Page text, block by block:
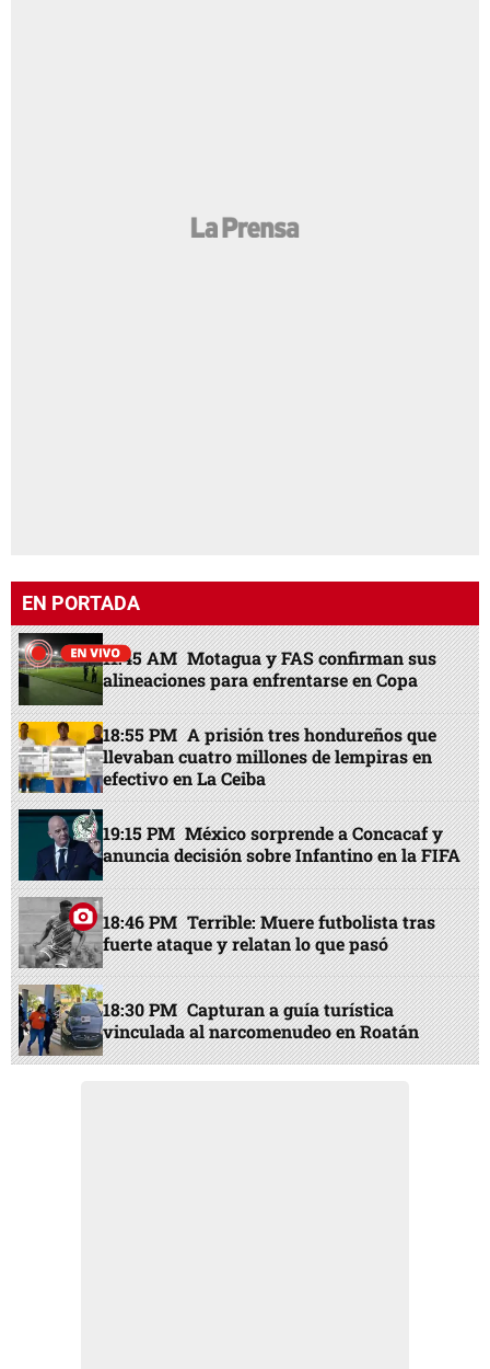
EN PORTADA
11:45 AM Motagua y FAS confirman sus
alineaciones para enfrentarse en Copa
18:55 PM A prisión tres hondureños que
llevaban cuatro millones de lempiras en
efectivo en La Ceiba
19:15 PM México sorprende a Concacaf y
anuncia decisión sobre Infantino en la FIFA
18:46 PM Terrible: Muere futbolista tras
fuerte ataque y relatan lo que pasó
18:30 PM Capturan a guía turística
vinculada al narcomenudeo en Roatán